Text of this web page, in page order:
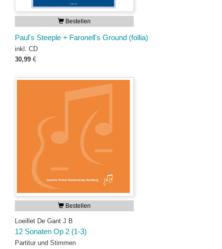
Bestellen
Paul's Steeple + Faronell's Ground (follia)
inkl. CD
30,99 €
Bestellen
Loeillet De Gant J B
12 Sonaten Op 2 (1-3)
Partitur und Stimmen